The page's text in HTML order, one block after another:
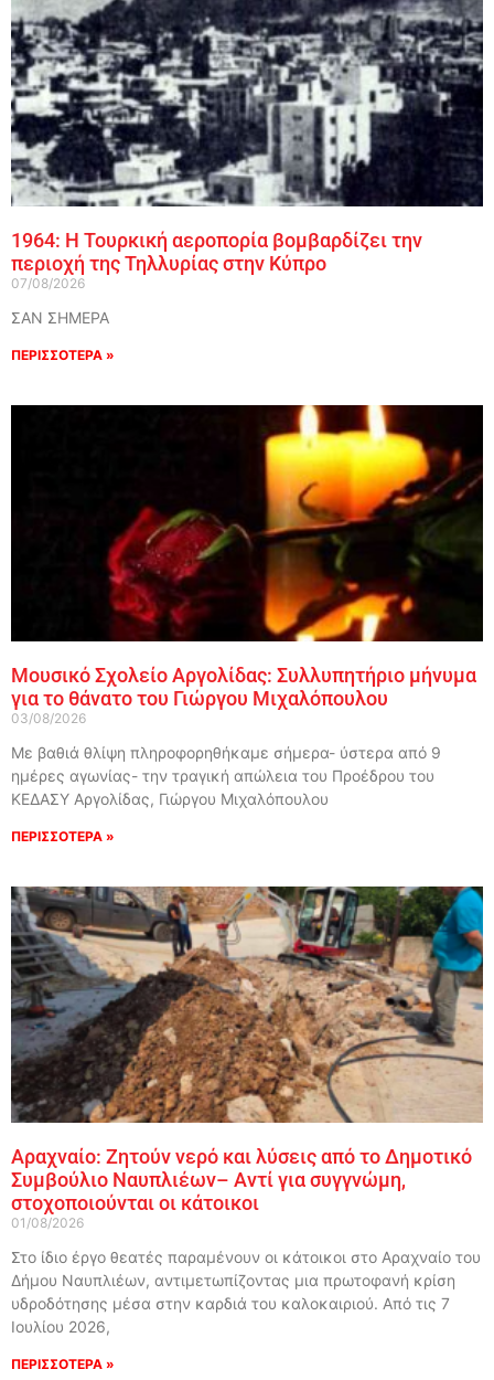
1964: Η Τουρκική αεροπορία βομβαρδίζει την
περιοχή της Τηλλυρίας στην Κύπρο
07/08/2026
ΣΑΝ ΣΗΜΕΡΑ
ΠΕΡΙΣΣΟΤΕΡΑ »
Μουσικό Σχολείο Αργολίδας: Συλλυπητήριο μήνυμα
για το θάνατο του Γιώργου Μιχαλόπουλου
03/08/2026
Με βαθιά θλίψη πληροφορηθήκαμε σήμερα- ύστερα από 9
ημέρες αγωνίας- την τραγική απώλεια του Προέδρου του
ΚΕΔΑΣΥ Αργολίδας, Γιώργου Μιχαλόπουλου
ΠΕΡΙΣΣΟΤΕΡΑ »
Αραχναίο: Ζητούν νερό και λύσεις από το Δημοτικό
Συμβούλιο Ναυπλιέων– Αντί για συγγνώμη,
στοχοποιούνται οι κάτοικοι
01/08/2026
Στο ίδιο έργο θεατές παραμένουν οι κάτοικοι στο Αραχναίο του
Δήμου Ναυπλιέων, αντιμετωπίζοντας μια πρωτοφανή κρίση
υδροδότησης μέσα στην καρδιά του καλοκαιριού. Από τις 7
Ιουλίου 2026,
ΠΕΡΙΣΣΟΤΕΡΑ »